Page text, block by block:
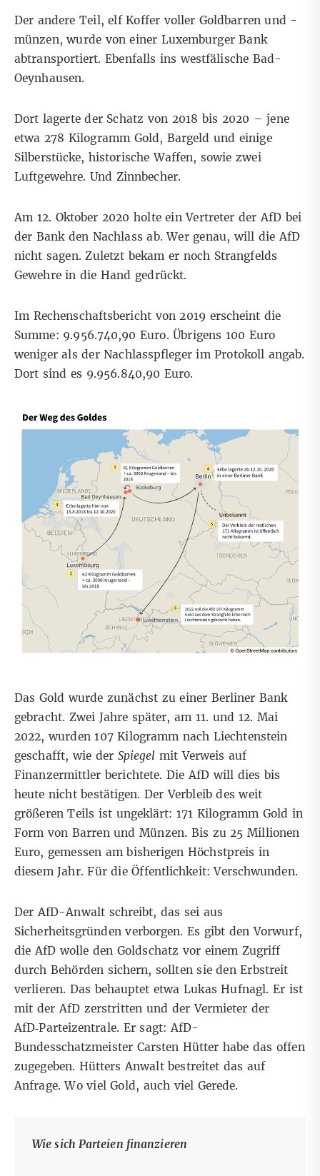
Der andere Teil, elf Koffer voller Goldbarren und -
münzen, wurde von einer Luxemburger Bank
abtransportiert. Ebenfalls ins westfälische Bad-
Oeynhausen.
Dort lagerte der Schatz von 2018 bis 2020 – jene
etwa 278 Kilogramm Gold, Bargeld und einige
Silberstücke, historische Waffen, sowie zwei
Luftgewehre. Und Zinnbecher.
Am 12. Oktober 2020 holte ein Vertreter der AfD bei
der Bank den Nachlass ab. Wer genau, will die AfD
nicht sagen. Zuletzt bekam er noch Strangfelds
Gewehre in die Hand gedrückt.
Im Rechenschaftsbericht von 2019 erscheint die
Summe: 9.956.740,90 Euro. Übrigens 100 Euro
weniger als der Nachlasspfleger im Protokoll angab.
Dort sind es 9.956.840,90 Euro.
Das Gold wurde zunächst zu einer Berliner Bank
gebracht. Zwei Jahre später, am 11. und 12. Mai
2022, wurden 107 Kilogramm nach Liechtenstein
geschafft, wie der Spiegel mit Verweis auf
Finanzermittler berichtete. Die AfD will dies bis
heute nicht bestätigen. Der Verbleib des weit
größeren Teils ist ungeklärt: 171 Kilogramm Gold in
Form von Barren und Münzen. Bis zu 25 Millionen
Euro, gemessen am bisherigen Höchstpreis in
diesem Jahr. Für die Öffentlichkeit: Verschwunden.
Der AfD-Anwalt schreibt, das sei aus
Sicherheitsgründen verborgen. Es gibt den Vorwurf,
die AfD wolle den Goldschatz vor einem Zugriff
durch Behörden sichern, sollten sie den Erbstreit
verlieren. Das behauptet etwa Lukas Hufnagl. Er ist
mit der AfD zerstritten und der Vermieter der
AfD‑Parteizentrale. Er sagt: AfD-
Bundesschatzmeister Carsten Hütter habe das offen
zugegeben. Hütters Anwalt bestreitet das auf
Anfrage. Wo viel Gold, auch viel Gerede.
Wie sich Parteien finanzieren